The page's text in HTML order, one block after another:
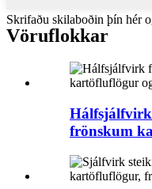
Skrifaðu skilaboðin þín hér
Vöruflokkar
frönskum